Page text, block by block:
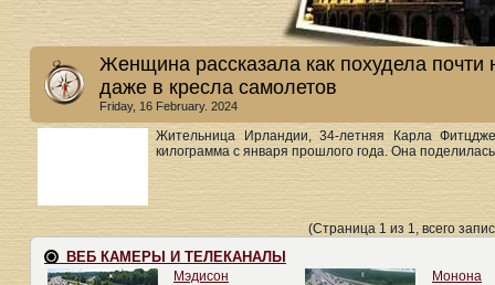
Женщина рассказала как похудела почти
даже в кресла самолетов
Friday, 16 February. 2024
Жительница Ирландии, 34-летняя Карла
килограмма с января прошлого года. Она
(Страница 1 из 1, всего